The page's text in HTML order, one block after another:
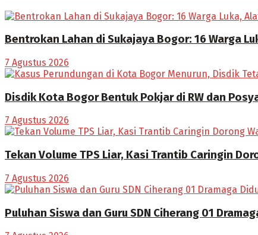
Bentrokan Lahan di Sukajaya Bogor: 16 Warga
7 Agustus 2026
Disdik Kota Bogor Bentuk Pokjar di RW dan
7 Agustus 2026
Tekan Volume TPS Liar, Kasi Trantib Caringin
7 Agustus 2026
Puluhan Siswa dan Guru SDN Ciherang 01